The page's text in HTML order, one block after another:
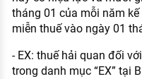
tháng 01 của mỗi năm
miễn thuế vào ngày 01
- EX: thuế hải quan đối
trong danh mục “EX” tại